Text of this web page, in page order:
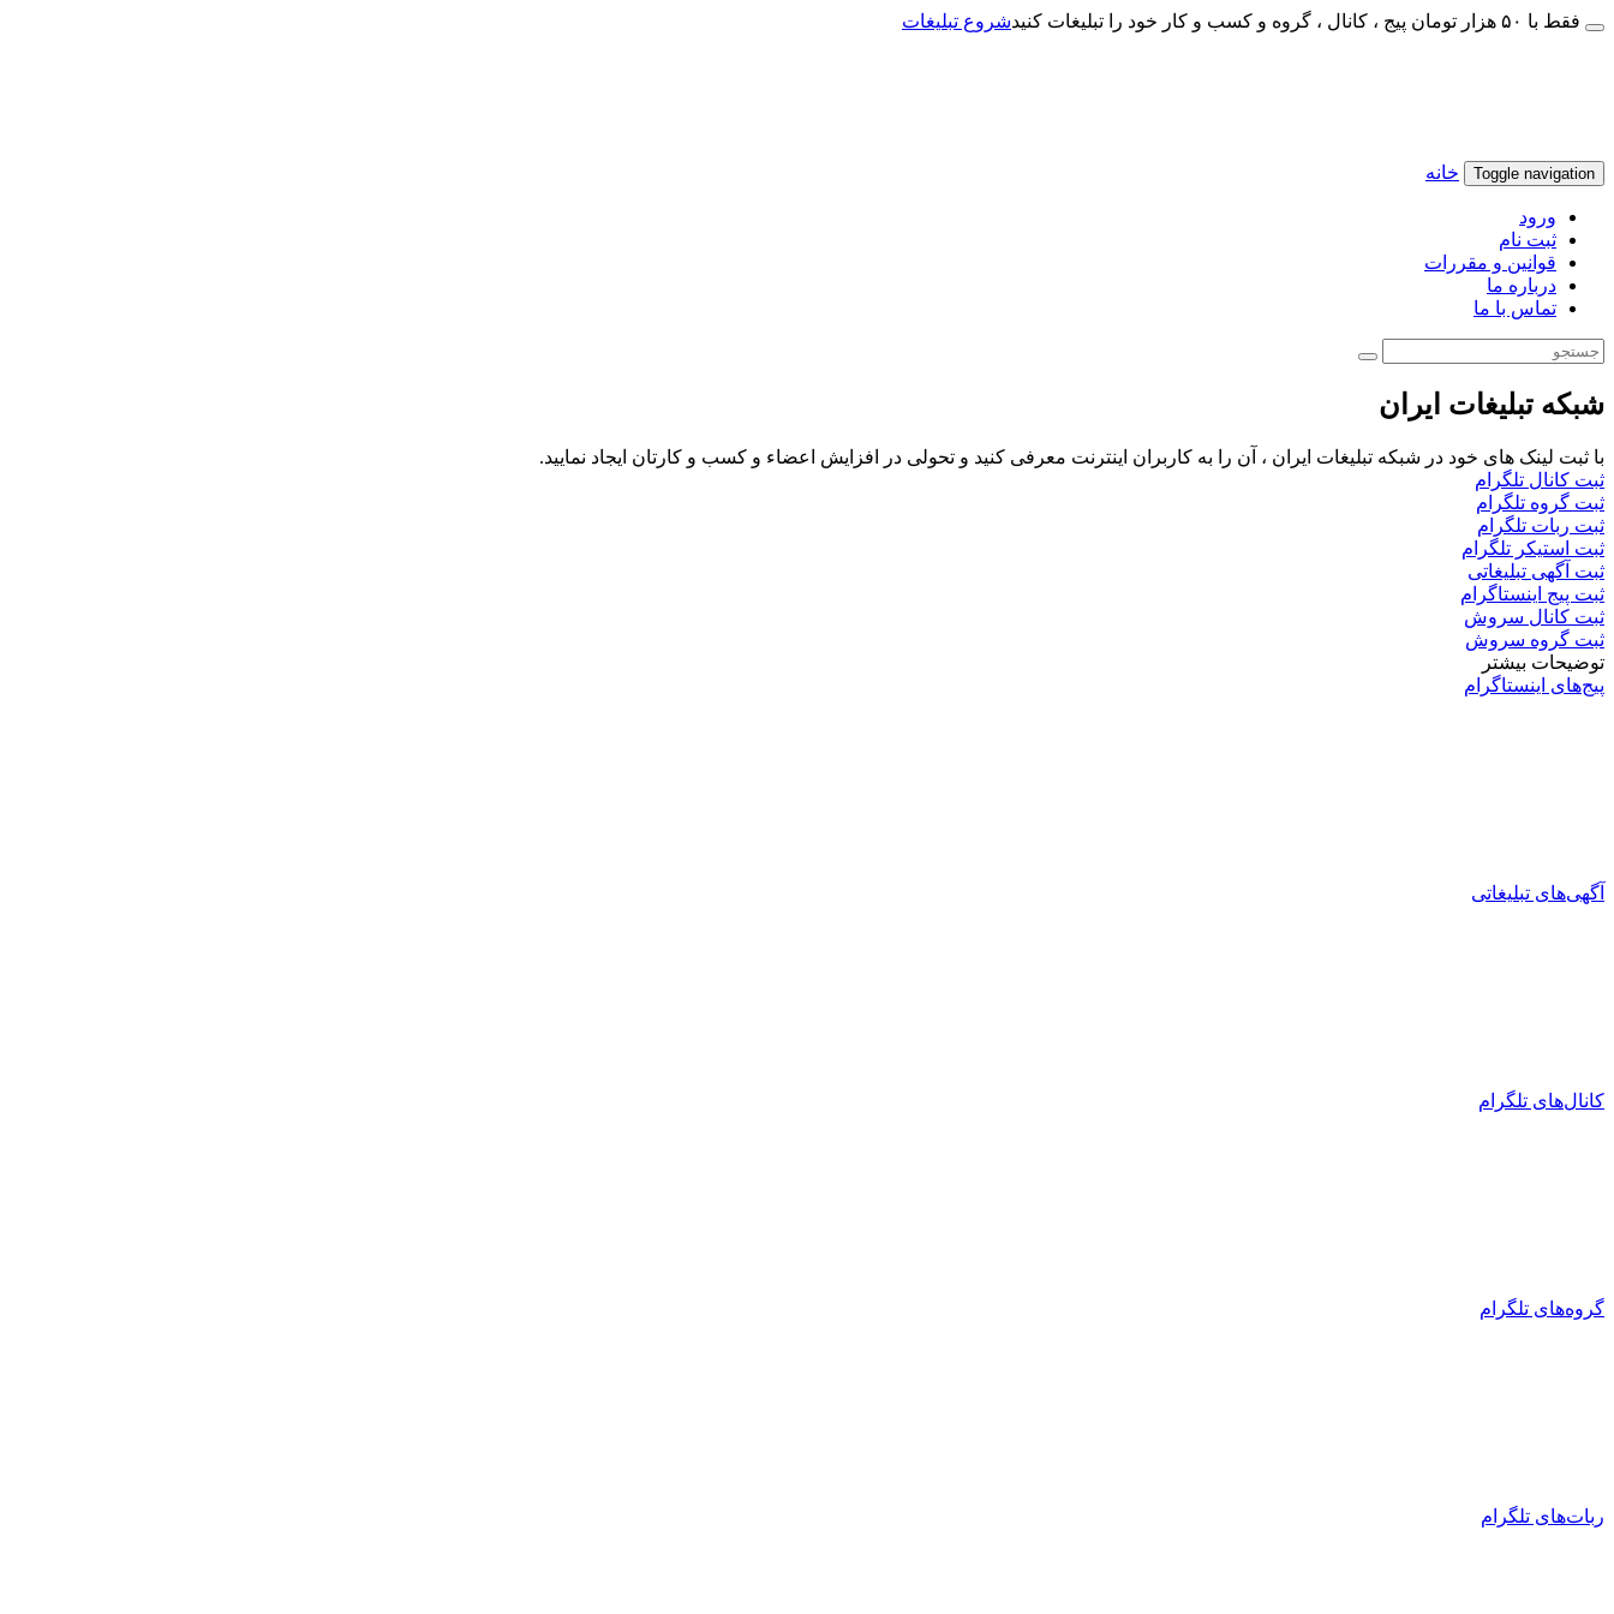
فقط با ۵۰ هزار تومان پیج ، کانال ، گروه و کسب و کار خود را تبلیغات کنید شروع تبلیغات
Toggle navigation خانه
ورود
ثبت نام
قوانین و مقررات
درباره ما
تماس با ما
شبکه تبلیغات ایران
با ثبت لینک های خود در شبکه تبلیغات ایران ، آن را به کاربران اینترنت معرفی کنید و تحولی در افزایش اعضاء و کسب و کارتان ایجاد نمایید.
ثبت کانال تلگرام
ثبت گروه تلگرام
ثبت ربات تلگرام
ثبت استیکر تلگرام
ثبت آگهی تبلیغاتی
ثبت پیج اینستاگرام
ثبت کانال سروش
ثبت گروه سروش
توضیحات بیشتر
پیج‌های اینستاگرام
آگهی‌های تبلیغاتی
کانال‌های تلگرام
گروه‌های تلگرام
ربات‌های تلگرام